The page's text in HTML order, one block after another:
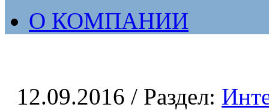
О КОМПАНИИ
12.09.2016 / Раздел: